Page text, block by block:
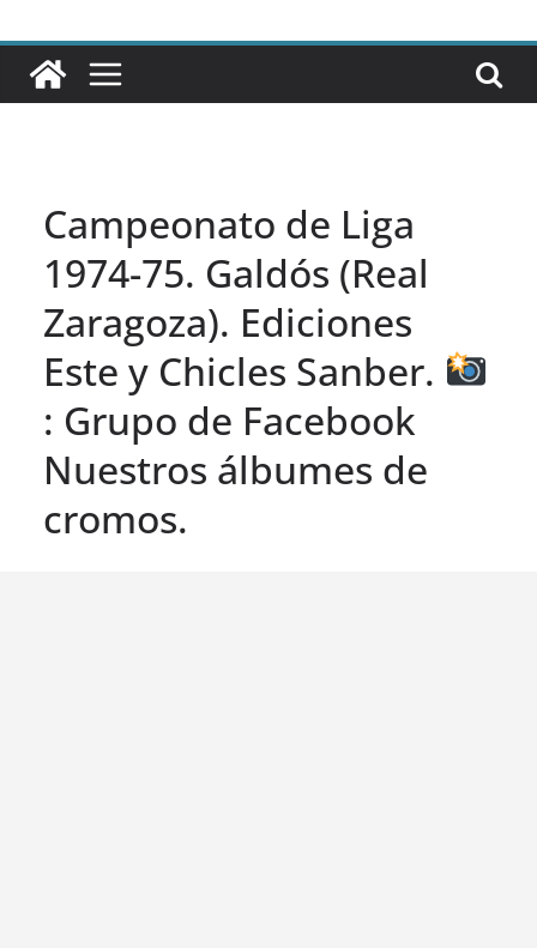
Campeonato de Liga
1974-75. Galdós (Real
Zaragoza). Ediciones
Este y Chicles Sanber.
: Grupo de Facebook
Nuestros álbumes de
cromos.